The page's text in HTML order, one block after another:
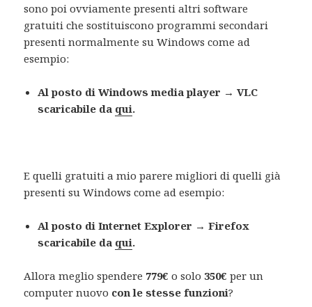
sono poi ovviamente presenti altri software
gratuiti che sostituiscono programmi secondari
presenti normalmente su Windows come ad
esempio:
Al posto di Windows media player → VLC
scaricabile da qui.
E quelli gratuiti a mio parere migliori di quelli già
presenti su Windows come ad esempio:
Al posto di Internet Explorer → Firefox
scaricabile da qui.
Allora meglio spendere 779€ o solo 350€ per un
computer nuovo con le stesse funzioni?